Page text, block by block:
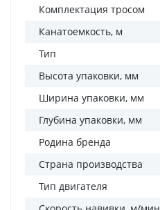
Комплектация тросом
Канатоемкость, м
Тип
Высота упаковки, мм
Ширина упаковки, мм
Глубина упаковки, мм
Родина бренда
Страна производства
Тип двигателя